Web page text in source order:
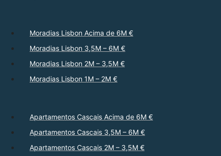
Moradias Lisbon Acima de 6M €
Moradias Lisbon 3,5M – 6M €
Moradias Lisbon 2M – 3,5M €
Moradias Lisbon 1M – 2M €
Apartamentos Cascais Acima de 6M €
Apartamentos Cascais 3,5M – 6M €
Apartamentos Cascais 2M – 3,5M €